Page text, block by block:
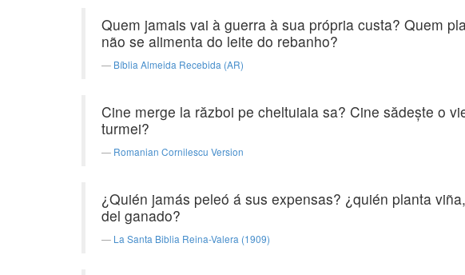
Quem jamais vai à guerra à sua própria custa? Quem
não se alimenta do leite do rebanho?
Bíblia Almeida Recebida (AR)
Cine merge la război pe cheltuiala sa? Cine sădeşte o
turmei?
Romanian Cornilescu Version
¿Quién jamás peleó á sus expensas? ¿quién planta
del ganado?
La Santa Biblia Reina-Valera (1909)